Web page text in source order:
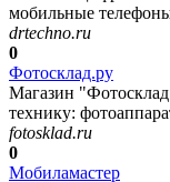
мобильные
drtechno.ru
0
Фотосклад.ру
Магазин
технику:
fotosklad.ru
0
Мобиламастер